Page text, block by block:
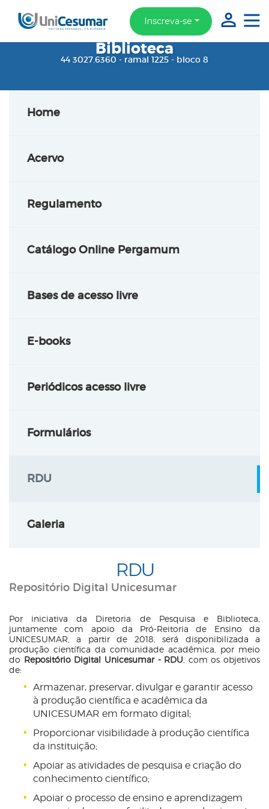
Inscreva-se
Biblioteca
44 3027.6360 - ramal 1225 - bloco 8
Home
Acervo
Regulamento
Catálogo Online Pergamum
Bases de acesso livre
E-books
Periódicos acesso livre
Formulários
RDU
Galeria
RDU
Repositório Digital Unicesumar
Por iniciativa da Diretoria de Pesquisa e Biblioteca,
juntamente com apoio da Pró-Reitoria de Ensino da
UNICESUMAR, a partir de 2018, será disponibilizada a
produção científica da comunidade acadêmica, por meio
do Repositório Digital Unicesumar - RDU , com os objetivos
de:
Armazenar, preservar, divulgar e garantir acesso
à produção científica e acadêmica da
UNICESUMAR em formato digital;
Proporcionar visibilidade à produção científica
da instituição;
Apoiar as atividades de pesquisa e criação do
conhecimento científico;
Apoiar o processo de ensino e aprendizagem